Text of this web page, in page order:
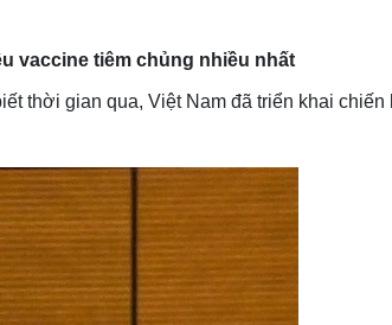
vaccine tiêm chủng nhiều nhất
thời gian qua, Việt Nam đã triển khai